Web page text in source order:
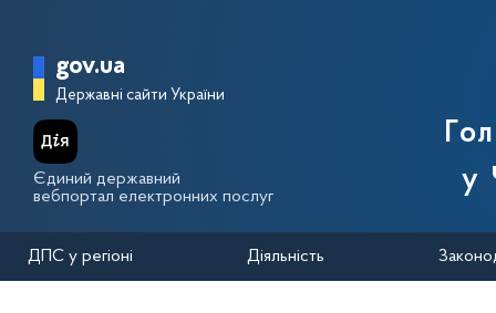
Головна сторінка Державної
gov.ua
Державні сайти України
Єдиний державний
вебпортал електронних послуг
у
ДПС у регіоні Діяльність